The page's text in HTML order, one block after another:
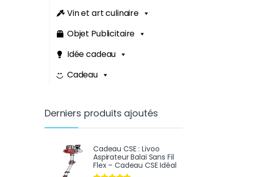
Vin et art culinaire
Objet Publicitaire
Idée cadeau
Cadeau
Derniers produits ajoutés
Cadeau CSE : Livoo
Aspirateur Balai Sans Fil
Flex – Cadeau CSE Idéal